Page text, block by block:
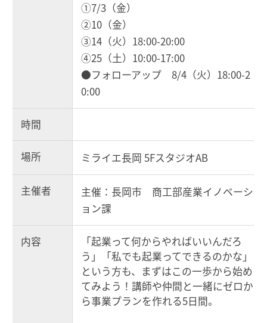
①7/3（金）
②10（金）
③14（火）18:00-20:00
④25（土）10:00-17:00
●フォローアップ 8/4（火）18:00-2
0:00
時間
場所 ミライエ長岡 5FスタジオAB
主催者
主催：長岡市 商工部産業イノベーシ
ョン課
内容
「起業って何からやればいいんだろ
う」「私でも起業ってできるのかな」
という方も、まずはこの一歩から始め
てみよう！講師や仲間と一緒にゼロか
ら事業プランを作れる5日間。